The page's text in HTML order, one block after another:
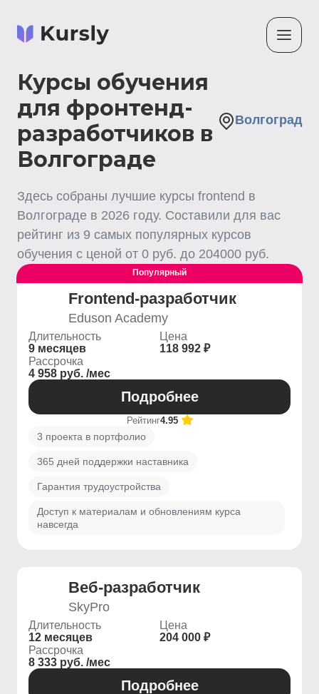
Курсы обучения
для фронтенд-
разработчиков в
Волгограде
Волгоград
Здесь собраны лучшие курсы frontend в
Волгограде в 2026 году. Составили для вас
рейтинг из 9 самых популярных курсов
обучения с ценой от 0 руб. до 204000 руб.
Популярный
Frontend-разработчик
Eduson Academy
Длительность
9 месяцев
Цена
118 992 ₽
Рассрочка
4 958 руб. /мес
Подробнее
Рейтинг4.95
3 проекта в портфолио
365 дней поддержки наставника
Гарантия трудоустройства
Доступ к материалам и обновлениям курса
навсегда
Веб-разработчик
SkyPro
Длительность
12 месяцев
Цена
204 000 ₽
Рассрочка
8 333 руб. /мес
Подробнее